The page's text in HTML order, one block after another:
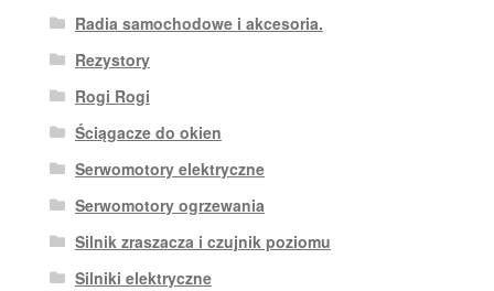
Radia samochodowe i akcesoria.
Rezystory
Rogi Rogi
Ściągacze do okien
Serwomotory elektryczne
Serwomotory ogrzewania
Silnik zraszacza i czujnik poziomu
Silniki elektryczne